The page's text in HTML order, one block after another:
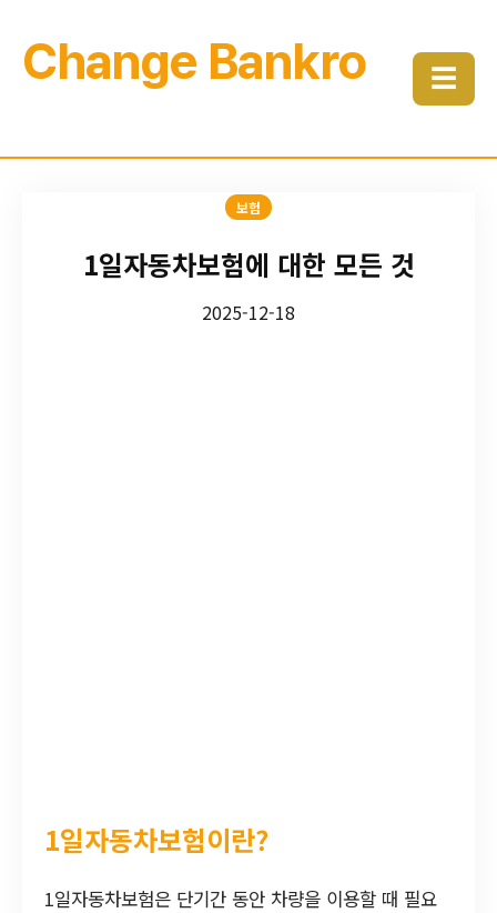
Change Bankro ☰
보험
1일자동차보험에 대한 모든 것
2025-12-18
1일자동차보험이란?
1일자동차보험은 단기간 동안 차량을 이용할 때 필요